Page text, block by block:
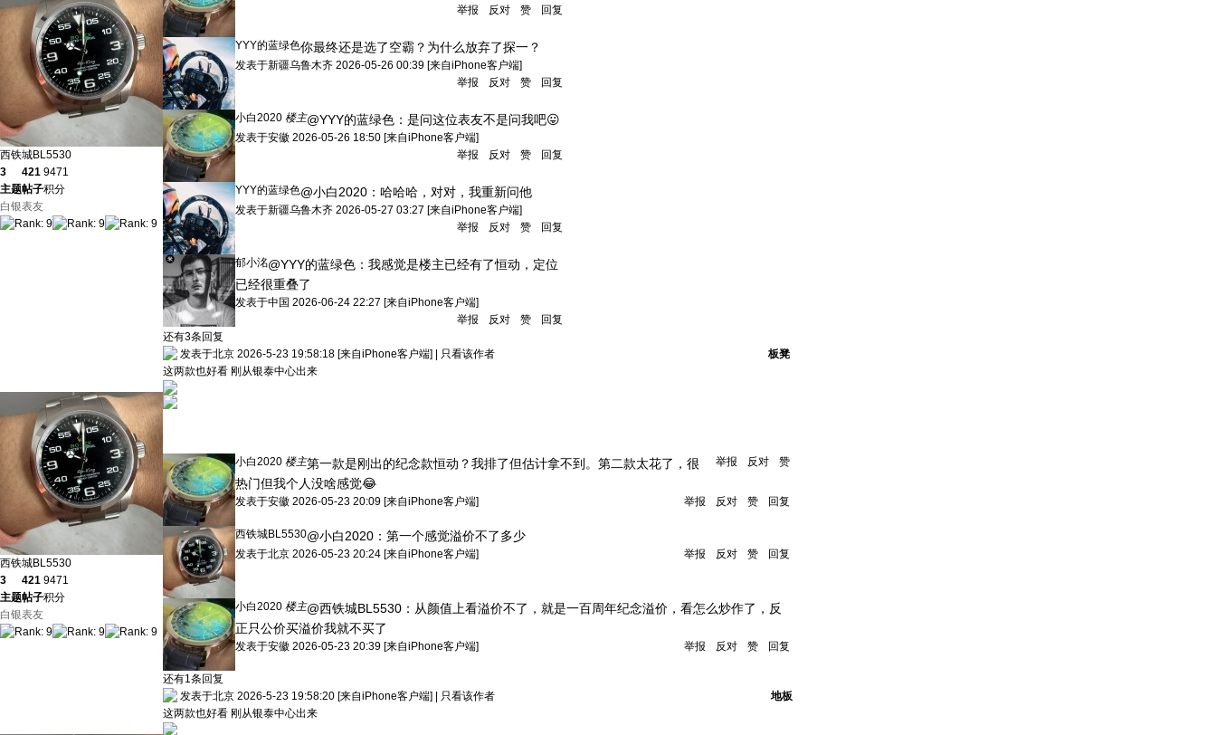
西铁城BL5530
3
主题
421
帖子
9471
积分
白银表友
举报
反对 赞 回复
YYY的蓝绿色你最终还是选了空霸？为什么放弃了探一？
发表于新疆乌鲁木齐 2026-05-26 00:39 [来自iPhone客户端]
举报
反对 赞 回复
小白2020 楼主@YYY的蓝绿色： 是问这位表友不是问我吧😛
发表于安徽 2026-05-26 18:50 [来自iPhone客户端]
举报
反对 赞 回复
YYY的蓝绿色@小白2020： 哈哈哈，对对，我重新问他
发表于新疆乌鲁木齐 2026-05-27 03:27 [来自iPhone客户端]
举报
反对 赞 回复
郁小洺@YYY的蓝绿色： 我感觉是楼主已经有了恒动，定位
已经很重叠了
发表于中国 2026-06-24 22:27 [来自iPhone客户端]
举报
反对 赞
回复
还有3条回复
西铁城BL5530
3
主题
421
帖子
9471
积分
白银表友
板凳
发表于北京 2026-5-23 19:58:18 [来自iPhone客户端]
只看该作者
这两款也好看 刚从银泰中心出来
举报 反对 赞
小白2020 楼主第一款是刚出的纪念款恒动？我排了但估计拿不到。第二款太花了，很
热门但我个人没啥感觉😂
发表于安徽 2026-05-23 20:09 [来自iPhone客户端] 举报 反对 赞 回复
西铁城BL5530@小白2020： 第一个感觉溢价不了多少
发表于北京 2026-05-23 20:24 [来自iPhone客户端] 举报 反对 赞 回复
小白2020 楼主@西铁城BL5530： 从颜值上看溢价不了，就是一百周年纪念溢价，看怎么炒作了，反
正只公价买溢价我就不买了
发表于安徽 2026-05-23 20:39 [来自iPhone客户端] 举报 反对 赞 回复
还有1条回复
地板
发表于北京 2026-5-23 19:58:20 [来自iPhone客户端]
只看该作者
这两款也好看 刚从银泰中心出来